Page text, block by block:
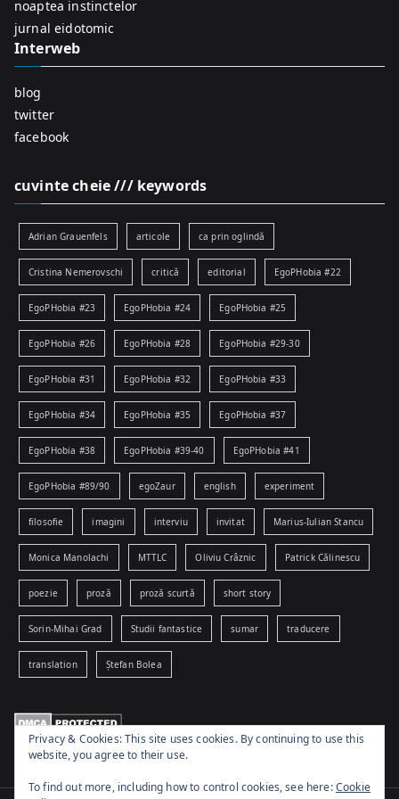
noaptea instinctelor
jurnal eidotomic
Interweb
blog
twitter
facebook
cuvinte cheie /// keywords
Adrian Grauenfels articole ca prin oglindă
Cristina Nemerovschi critică editorial EgoPHobia #22
EgoPHobia #23 EgoPHobia #24 EgoPHobia #25
EgoPHobia #26 EgoPHobia #28 EgoPHobia #29-30
EgoPHobia #31 EgoPHobia #32 EgoPHobia #33
EgoPHobia #34 EgoPHobia #35 EgoPHobia #37
EgoPHobia #38 EgoPHobia #39-40 EgoPHobia #41
EgoPHobia #89/90 egoZaur english experiment
filosofie imagini interviu invitat Marius-Iulian Stancu
Monica Manolachi MTTLC Oliviu Crâznic Patrick Călinescu
poezie proză proză scurtă short story
Sorin-Mihai Grad Studii fantastice sumar traducere
translation Ștefan Bolea
Privacy & Cookies: This site uses cookies. By continuing to use this
website, you agree to their use.
To find out more, including how to control cookies, see here:Cookie